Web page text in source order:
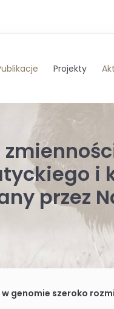
Projekty
i
przez
rysia